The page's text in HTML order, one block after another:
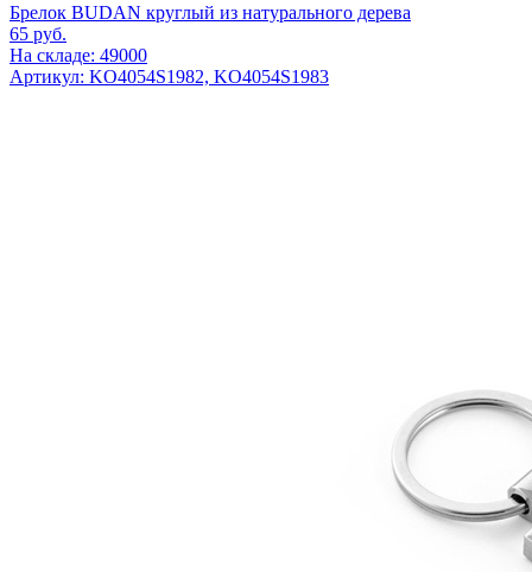
Брелок BUDAN круглый из натурального дерева
65 руб.
На складе: 49000
Артикул: KO4054S1982, KO4054S1983